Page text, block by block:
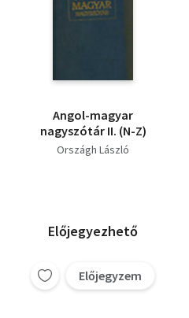
Angol-magyar
nagyszótár II. (N-Z)
Országh László
Előjegyezhető
Előjegyzem